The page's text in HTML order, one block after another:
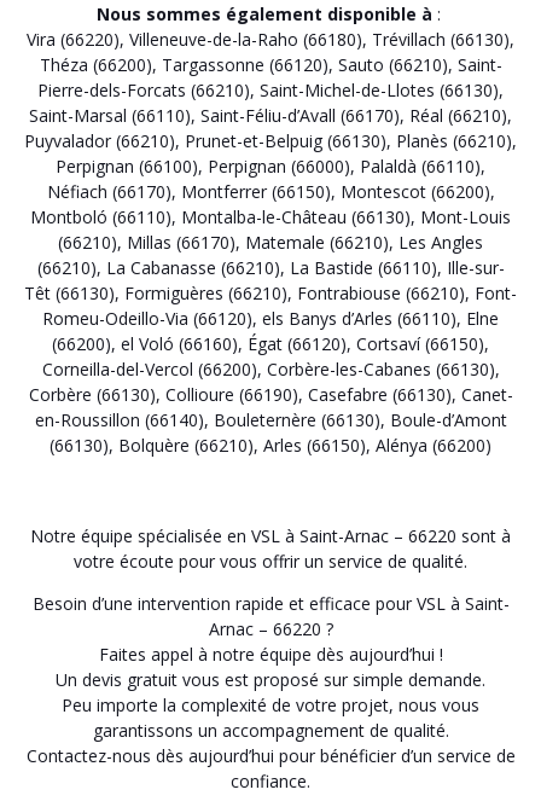
Nous sommes également disponible à :
Vira (66220), Villeneuve-de-la-Raho (66180), Trévillach (66130),
Théza (66200), Targassonne (66120), Sauto (66210), Saint-
Pierre-dels-Forcats (66210), Saint-Michel-de-Llotes (66130),
Saint-Marsal (66110), Saint-Féliu-d’Avall (66170), Réal (66210),
Puyvalador (66210), Prunet-et-Belpuig (66130), Planès (66210),
Perpignan (66100), Perpignan (66000), Palaldà (66110),
Néfiach (66170), Montferrer (66150), Montescot (66200),
Montboló (66110), Montalba-le-Château (66130), Mont-Louis
(66210), Millas (66170), Matemale (66210), Les Angles
(66210), La Cabanasse (66210), La Bastide (66110), Ille-sur-
Têt (66130), Formiguères (66210), Fontrabiouse (66210), Font-
Romeu-Odeillo-Via (66120), els Banys d’Arles (66110), Elne
(66200), el Voló (66160), Égat (66120), Cortsaví (66150),
Corneilla-del-Vercol (66200), Corbère-les-Cabanes (66130),
Corbère (66130), Collioure (66190), Casefabre (66130), Canet-
en-Roussillon (66140), Bouleternère (66130), Boule-d’Amont
(66130), Bolquère (66210), Arles (66150), Alénya (66200)
Notre équipe spécialisée en VSL à Saint-Arnac – 66220 sont à
votre écoute pour vous offrir un service de qualité.
Besoin d’une intervention rapide et efficace pour VSL à Saint-
Arnac – 66220 ?
Faites appel à notre équipe dès aujourd’hui !
Un devis gratuit vous est proposé sur simple demande.
Peu importe la complexité de votre projet, nous vous
garantissons un accompagnement de qualité.
Contactez-nous dès aujourd’hui pour bénéficier d’un service de
confiance.